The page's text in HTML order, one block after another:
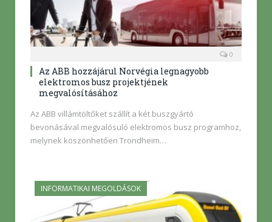
0
Az ABB hozzájárul Norvégia legnagyobb
elektromos busz projektjének
megvalósításához
Az ABB villámtöltőket szállít a két buszgyártó
bevonásával megvalósuló elektromos busz programhoz,
melynek köszönhetően Trondheim…
INFORMATIKAI MEGOLDÁSOK